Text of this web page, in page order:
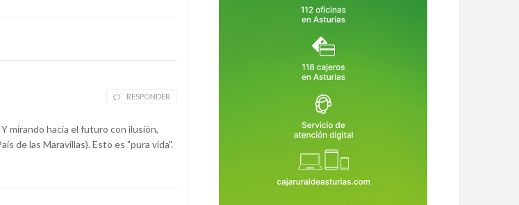
RESPONDER
mirando hacia el futuro con ilusión,
de las Maravillas). Esto es "pura vida".